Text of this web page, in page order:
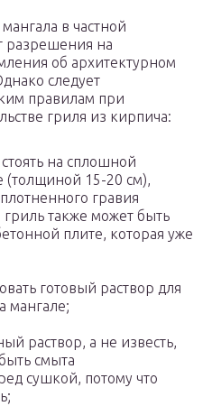
в частной
разрешения на
об архитектурном
следует
правилам при
гриля из кирпича:
на сплошной
(толщиной 15-20 см),
гравия
также может быть
плите, которая уже
готовый раствор для
мангале;
раствор, а не известь,
смыта
сушкой, потому что